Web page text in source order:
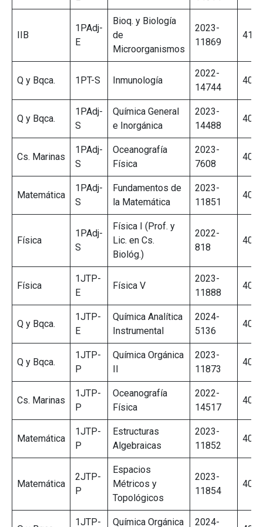
IIB
1PAdj-
E
Bioq. y Biología
de
Microorganismos
2023-
11869
Q y Bqca. 1PT-S Inmunología
2022-
14744
Q y Bqca.
1PAdj-
S
Química General
e Inorgánica
2023-
14488
Cs. Marinas
1PAdj-
S
Oceanografía
Física
2023-
7608
Matemática
1PAdj-
S
Fundamentos de
la Matemática
2023-
11851
Física
1PAdj-
S
Física I (Prof. y
Lic. en Cs.
Biológ.)
2022-
818
Física
1JTP-
E
Física V
2023-
11888
Q y Bqca.
1JTP-
E
Química Analítica
Instrumental
2024-
5136
Q y Bqca.
1JTP-
P
Química Orgánica
2023-
11873
Cs. Marinas
1JTP-
P
Oceanografía
Física
2022-
14517
Matemática
1JTP-
P
Estructuras
Algebraicas
2023-
11852
Matemática
2JTP-
P
Espacios
Métricos y
Topológicos
2023-
11854
1JTP-
Química Orgánica
2024-